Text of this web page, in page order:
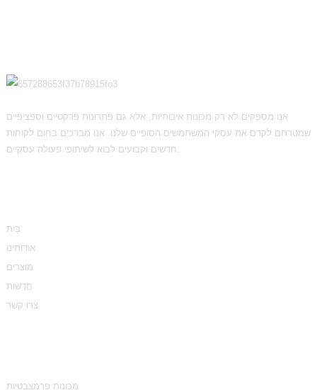
אנו מספקים לא רק מכונות איכותיות, אלא גם פתרונות פרקטיים וספציפיים
שמטרתם לקדם את עסקי המשתמשים הסופיים שלנו. אנו מברכים בחום לקוחות
חדשים וקבועים לבוא לשיתופי פעולה עסקיים.
בַּיִת
אודותינו
מוצרים
חֲדָשׁוֹת
צרו קשר
מכונות פרמצבטיות